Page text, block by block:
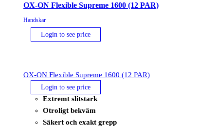
OX-ON Flexible Supreme 1600 (12 PAR)
Handskar
Login to see price
OX-ON Flexible Supreme 1600 (12 PAR)
Login to see price
Extremt slitstark
Otroligt bekväm
Säkert och exakt grepp